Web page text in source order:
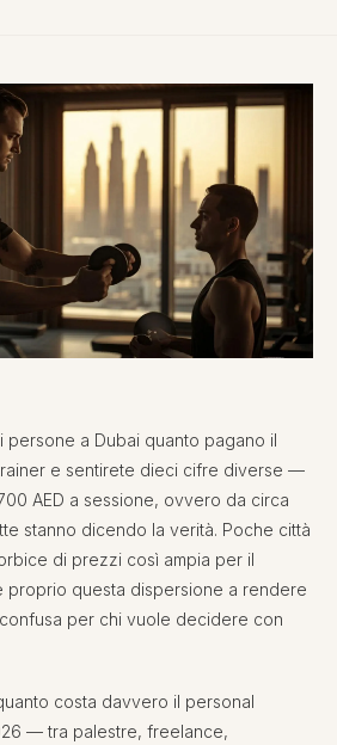
persone a Dubai quanto pagano il
e sentirete dieci cifre diverse —
AED a sessione, ovvero da circa
stanno dicendo la verità. Poche città
di prezzi così ampia per il
proprio questa dispersione a rendere
per chi vuole decidere con
costa davvero il personal
— tra palestre, freelance,